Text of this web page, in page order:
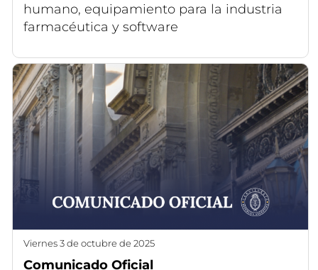
humano, equipamiento para la industria
farmacéutica y software
viernes 3 de octubre de 2025
Comunicado Oficial